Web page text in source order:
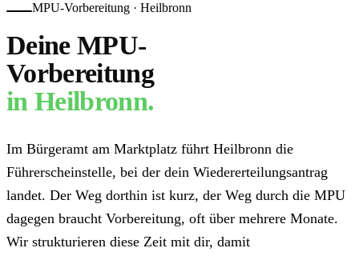
MPU-Vorbereitung · Heilbronn
Deine MPU-
Vorbereitung
in Heilbronn.
Im Bürgeramt am Marktplatz führt Heilbronn die
Führerscheinstelle, bei der dein Wiedererteilungsantrag
landet. Der Weg dorthin ist kurz, der Weg durch die MPU
dagegen braucht Vorbereitung, oft über mehrere Monate.
Wir strukturieren diese Zeit mit dir, damit